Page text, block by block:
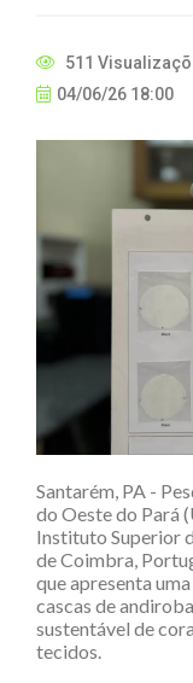
511
04/06/26 18:00
Santarém, PA -
do Oeste do Pará
Instituto Superior
de Coimbra,
que apresenta
cascas de
sustentável de
tecidos.